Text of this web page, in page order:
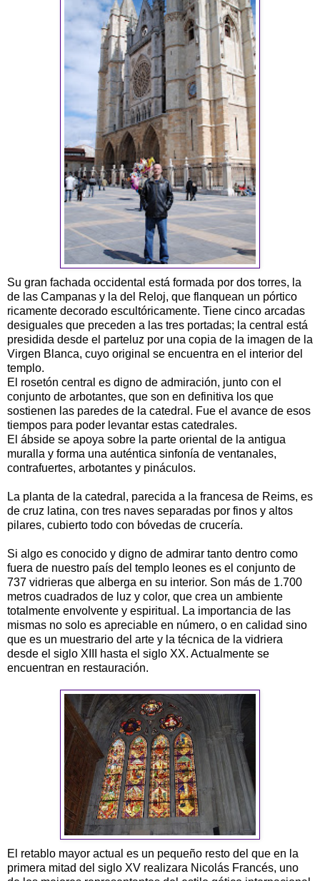
Su gran fachada occidental está formada por dos torres, la
de las Campanas y la del Reloj, que flanquean un pórtico
ricamente decorado escultóricamente. Tiene cinco arcadas
desiguales que preceden a las tres portadas; la central está
presidida desde el parteluz por una copia de la imagen de la
Virgen Blanca, cuyo original se encuentra en el interior del
templo.
El rosetón central es digno de admiración, junto con el
conjunto de arbotantes, que son en definitiva los que
sostienen las paredes de la catedral. Fue el avance de esos
tiempos para poder levantar estas catedrales.
El ábside se apoya sobre la parte oriental de la antigua
muralla y forma una auténtica sinfonía de ventanales,
contrafuertes, arbotantes y pináculos.
La planta de la catedral, parecida a la francesa de Reims, es
de cruz latina, con tres naves separadas por finos y altos
pilares, cubierto todo con bóvedas de crucería.
Si algo es conocido y digno de admirar tanto dentro como
fuera de nuestro país del templo leones es el conjunto de
737 vidrieras que alberga en su interior. Son más de 1.700
metros cuadrados de luz y color, que crea un ambiente
totalmente envolvente y espiritual. La importancia de las
mismas no solo es apreciable en número, o en calidad sino
que es un muestrario del arte y la técnica de la vidriera
desde el siglo XIII hasta el siglo XX. Actualmente se
encuentran en restauración.
El retablo mayor actual es un pequeño resto del que en la
primera mitad del siglo XV realizara Nicolás Francés, uno